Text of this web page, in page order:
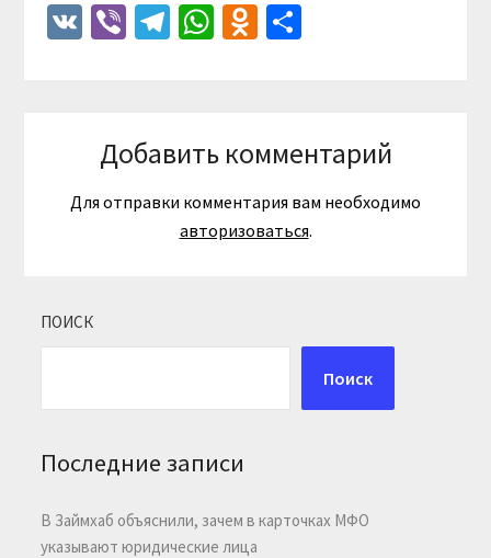
VKViberTelegram
WhatsApp
Odnoklassniki
Отправить
Добавить комментарий
Для отправки комментария вам необходимо
авторизоваться.
ПОИСК
Поиск
Последние записи
В Займхаб объяснили, зачем в карточках МФО
указывают юридические лица